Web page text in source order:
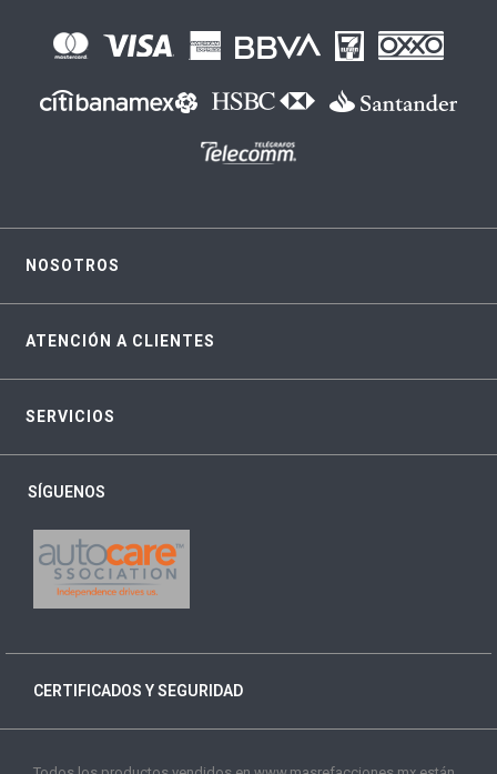
NOSOTROS
ATENCIÓN A CLIENTES
SERVICIOS
SÍGUENOS
CERTIFICADOS Y SEGURIDAD